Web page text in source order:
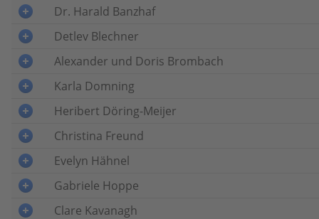
Dr. Harald Banzhaf
Detlev Blechner
Alexander und Doris Brombach
Karla Domning
Heribert Döring-Meijer
Christina Freund
Evelyn Hähnel
Gabriele Hoppe
Clare Kavanagh